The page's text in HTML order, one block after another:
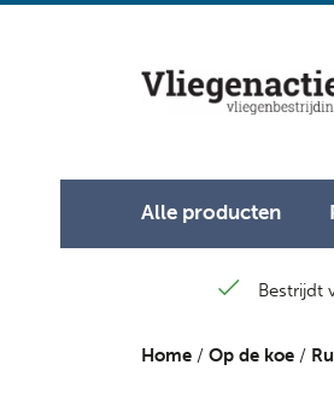
Alle producten
Bestrijdt
Home / Op de koe /